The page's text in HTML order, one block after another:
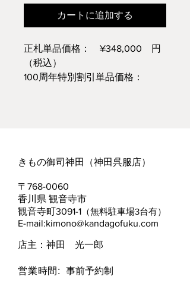
カートに追加する
正札単品価格： ¥348,000 円
（税込）
100周年特別割引単品価格：
きもの御司神田（神田呉服店）​
​〒768-0060
香川県 観音寺市
観音寺町3091-1 （無料駐車場3台有）
E-mail:kimono@kandagofuku.com
​店主：神田 光一郎
営業時間:
事前予約制